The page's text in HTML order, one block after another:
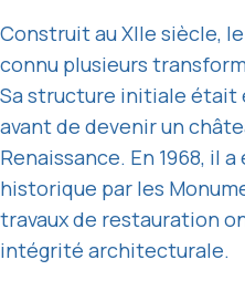
Construit au XIIe siècle,
connu plusieurs
Sa structure initiale était
avant de devenir un
Renaissance. En 1968, il
historique par les
travaux de restauration
intégrité architecturale.